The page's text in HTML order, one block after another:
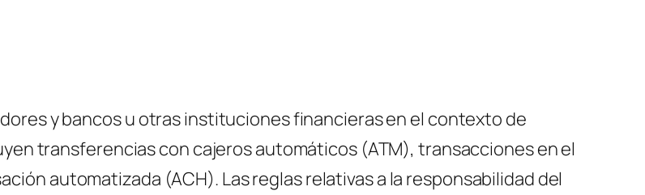
y bancos u otras instituciones financieras en el contexto de
transferencias con cajeros automáticos (ATM), transacciones en el
automatizada (ACH). Las reglas relativas a la responsabilidad del